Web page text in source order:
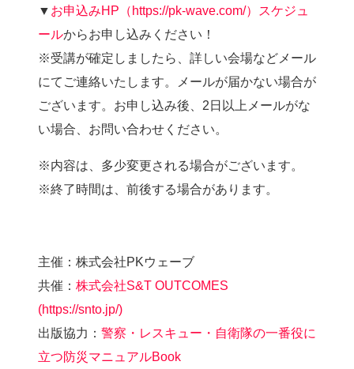
▼ お申込みHP（https://pk-wave.com/）スケジュ
ールからお申し込みください！
※受講が確定しましたら、詳しい会場などメール
にてご連絡いたします。メールが届かない場合が
ございます。お申し込み後、2日以上メールがな
い場合、お問い合わせください。
※内容は、多少変更される場合がございます。
※終了時間は、前後する場合があります。
主催：株式会社PKウェーブ
共催： 株式会社S&T OUTCOMES
(https://snto.jp/)
出版協力： 警察・レスキュー・自衛隊の一番役に
立つ防災マニュアルBook